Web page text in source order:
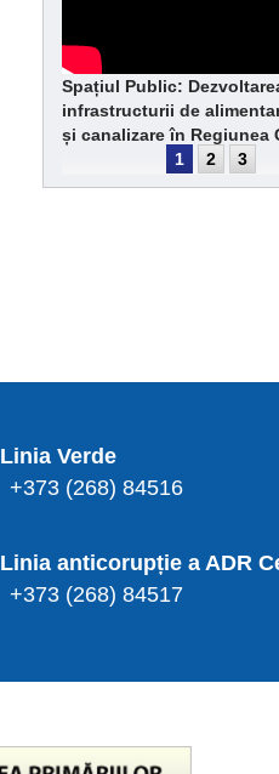
Spațiul Public:
infrastructurii de
și canalizare în Regiunea
1
2 3
Linia Verde
+373 (268) 84516
Linia anticorupție a ADR
+373 (268) 84517